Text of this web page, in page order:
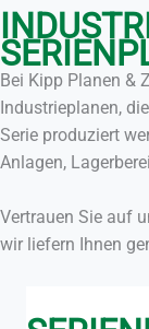
Bei Kipp Planen &
Industrieplanen,
Serie produziert
Anlagen,
Vertrauen Sie auf
wir liefern Ihnen